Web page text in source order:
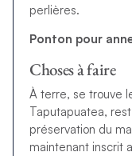
perlières.
Ponton pour
Choses à faire
À terre, se trouve
Taputapuatea,
préservation du
maintenant inscrit